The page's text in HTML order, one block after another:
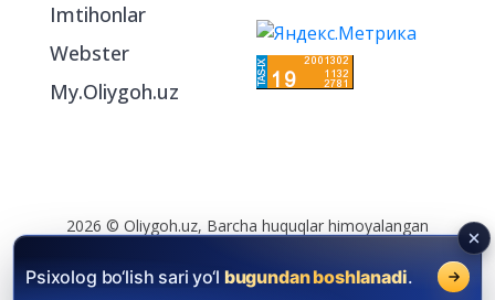
Imtihonlar
Webster
My.Oliygoh.uz
2026 © Oliygoh.uz, Barcha huquqlar himoyalangan
Psixolog bo‘lish sari yo‘l bugundan boshlanadi.